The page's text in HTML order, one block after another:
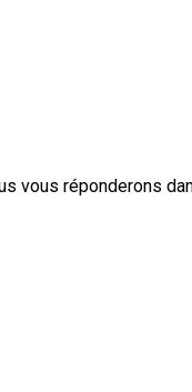
vous réponderons